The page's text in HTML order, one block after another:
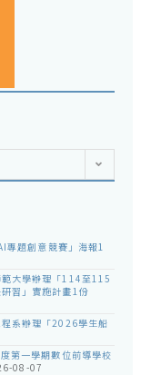
專題創意競賽」海報1
大學辦理「114至115
習」實施計畫1份
系辦理「2026學生船
第一學期數位前導學校
08-07